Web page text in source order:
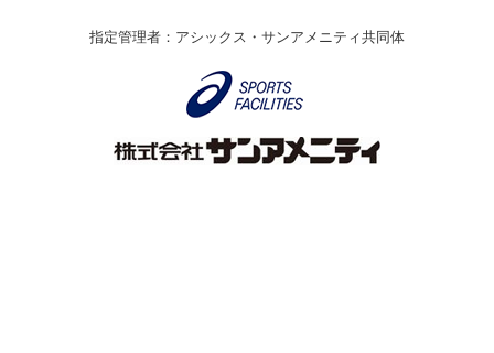
伊丹市総合体育大会 バレーボール大会が開催されました
なわとびイベントを開催しました！
指定管理者：アシックス・サンアメニティ共同体